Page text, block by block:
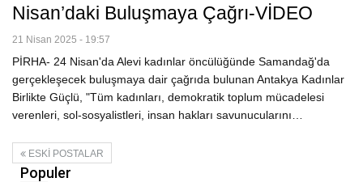
Nisan’daki Buluşmaya Çağrı-VİDEO
21 Nisan 2025 - 19:57
PİRHA- 24 Nisan'da Alevi kadınlar öncülüğünde Samandağ'da
gerçekleşecek buluşmaya dair çağrıda bulunan Antakya Kadınlar
Birlikte Güçlü, "Tüm kadınları, demokratik toplum mücadelesi
verenleri, sol-sosyalistleri, insan hakları savunucularını…
ESKI POSTALAR
Populer